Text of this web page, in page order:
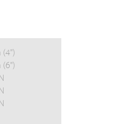
(4")
(6")